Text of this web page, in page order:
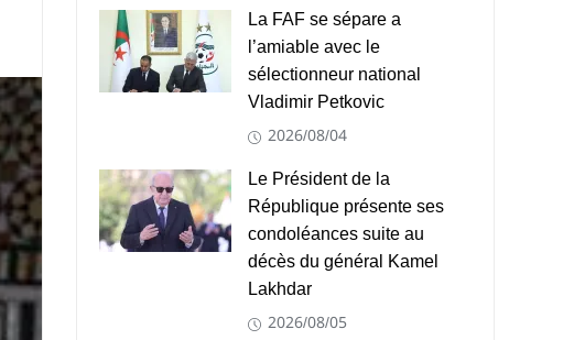
La FAF se sépare a
l’amiable avec le
sélectionneur national
Vladimir Petkovic
2026/08/04
Le Président de la
République présente ses
condoléances suite au
décès du général Kamel
Lakhdar
2026/08/05